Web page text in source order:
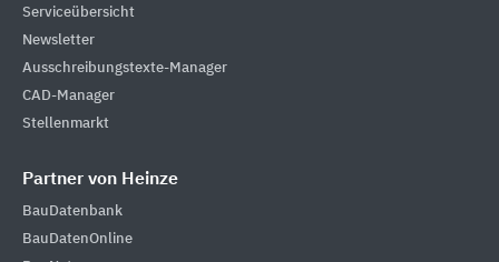
Serviceübersicht
Newsletter
Ausschreibungstexte-Manager
CAD-Manager
Stellenmarkt
Partner von Heinze
BauDatenbank
BauDatenOnline